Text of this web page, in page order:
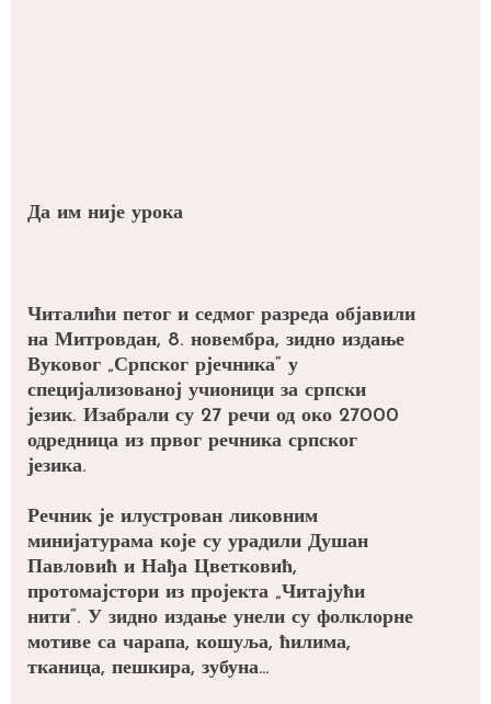
Да им није урока
Читалићи петог и седмог разреда објавили
на Митровдан, 8. новембра, зидно издање
Вуковог „Српског рјечника“ у
специјализованој учионици за српски
језик. Изабрали су 27 речи од око 27000
одредница из првог речника српског
језика.
Речник је илустрован ликовним
минијатурама које су урадили Душан
Павловић и Нађа Цветковић,
протомајстори из пројекта „Читајући
нити“. У зидно издање унели су фолклорне
мотиве са чарапа, кошуља, ћилима,
тканица, пешкира, зубуна…